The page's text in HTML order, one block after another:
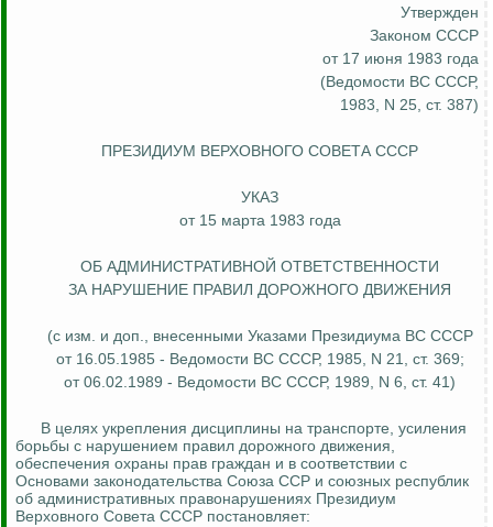
Утвержден
Законом СССР
от 17 июня 1983 года
(Ведомости ВС СССР,
1983, N 25, ст. 387)
ПРЕЗИДИУМ ВЕРХОВНОГО СОВЕТА СССР
УКАЗ
от 15 марта 1983 года
ОБ АДМИНИСТРАТИВНОЙ ОТВЕТСТВЕННОСТИ
ЗА НАРУШЕНИЕ ПРАВИЛ ДОРОЖНОГО ДВИЖЕНИЯ
(с изм. и доп., внесенными Указами Президиума ВС СССР
от 16.05.1985 - Ведомости ВС СССР, 1985, N 21, ст. 369;
от 06.02.1989 - Ведомости ВС СССР, 1989, N 6, ст. 41)
В целях укрепления дисциплины на транспорте, усиления
борьбы с нарушением правил дорожного движения,
обеспечения охраны прав граждан и в соответствии с
Основами законодательства Союза ССР и союзных республик
об административных правонарушениях Президиум
Верховного Совета СССР постановляет: